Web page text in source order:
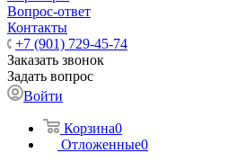
Вопрос-ответ
Контакты
+7 (901) 729-45-74
Заказать звонок
Задать вопрос
Войти
Корзина0
Отложенные0